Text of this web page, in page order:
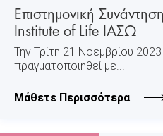
Επιστημονική
Institute of Life ΙΑΣΩ
Την Τρίτη 21 Νοεμβρίου
πραγματοποιηθεί με...
Μάθετε Περισσότερα